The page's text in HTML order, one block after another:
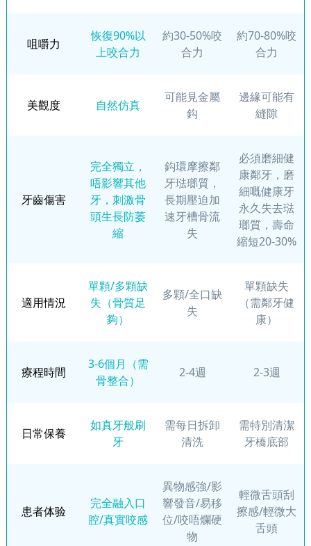
咀嚼力
恢復90%以
上咬合力
約30-50%咬
合力
約70-80%咬
合力
美觀度 自然仿真
可能見金屬
鈎
邊緣可能有
縫隙
牙齒傷害
完全獨立，
唔影響其他
牙，刺激骨
頭生長防萎
縮
鈎環摩擦鄰
牙琺瑯質，
長期壓迫加
速牙槽骨流
失
必須磨細健
康鄰牙，磨
細嘅健康牙
永久失去琺
瑯質，壽命
縮短20-30%
適用情況
單顆/多顆缺
失（骨質足
夠）
多顆/全口缺
失
單顆缺失
（需鄰牙健
康）
療程時間
3-6個月（需
骨整合）
2-4週 2-3週
日常保養
如真牙般刷
牙
需每日拆卸
清洗
需特別清潔
牙橋底部
患者体验
完全融入口
腔/真實咬感
異物感強/影
響發音/易移
位/咬唔爛硬
物
輕微舌頭刮
擦感/輕微大
舌頭